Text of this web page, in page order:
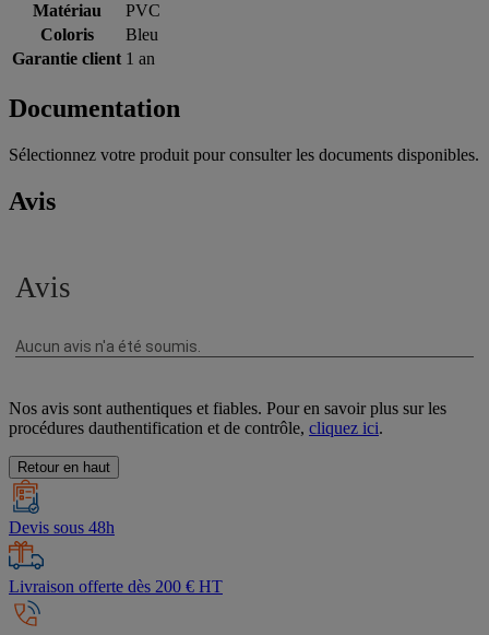
Matériau
PVC
Coloris
Bleu
Garantie client 1 an
Documentation
Sélectionnez votre produit pour consulter les documents disponibles.
Avis
Nos avis sont authentiques et fiables. Pour en savoir plus sur les
procédures dauthentification et de contrôle, cliquez ici.
Retour en haut
Devis sous 48h
Livraison offerte dès 200 € HT